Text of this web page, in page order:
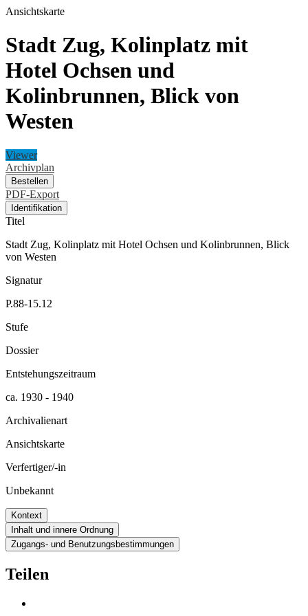
Ansichtskarte
Stadt Zug, Kolinplatz mit
Hotel Ochsen und
Kolinbrunnen, Blick von
Westen
Viewer
Archivplan
Bestellen
PDF-Export
Identifikation
Titel
Stadt Zug, Kolinplatz mit Hotel Ochsen und Kolinbrunnen, Blick
von Westen
Signatur
P.88-15.12
Stufe
Dossier
Entstehungszeitraum
ca. 1930 - 1940
Archivalienart
Ansichtskarte
Verfertiger/-in
Unbekannt
Kontext
Inhalt und innere Ordnung
Zugangs- und Benutzungsbestimmungen
Teilen